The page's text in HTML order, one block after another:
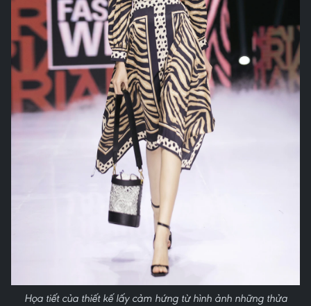
Họa tiết của thiết kế lấy cảm hứng từ hình ảnh những thửa